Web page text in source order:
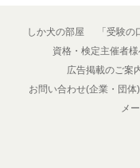
しか犬の部屋 「受験
資格・検定主催者
広告掲載のご案
お問い合わせ(企業・団体)
メ